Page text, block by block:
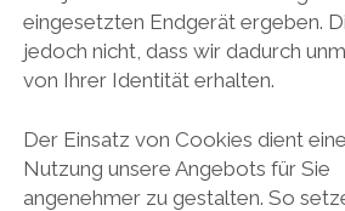
eingesetzten Endgerät ergeben.
jedoch nicht, dass wir dadurch
von Ihrer Identität erhalten.
Der Einsatz von Cookies dient
Nutzung unsere Angebots für Sie
angenehmer zu gestalten. So